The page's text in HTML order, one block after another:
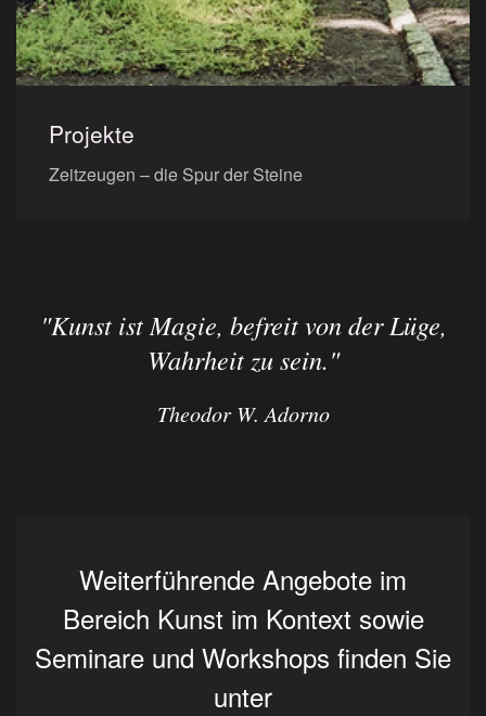
Projekte
Zeitzeugen – die Spur der Steine
"Kunst ist Magie, befreit von der Lüge,
Wahrheit zu sein."
Theodor W. Adorno
Weiterführende Angebote im
Bereich Kunst im Kontext sowie
Seminare und Workshops finden Sie
unter